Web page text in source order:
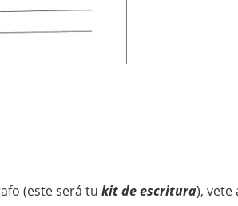
(este será tu kit de escritura), vete